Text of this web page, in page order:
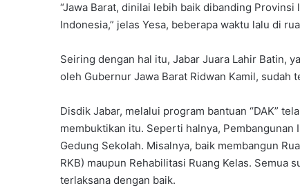
“Jawa Barat, dinilai lebih baik dibanding Provinsi
Indonesia,” jelas Yesa, beberapa waktu lalu di
Seiring dengan hal itu, Jabar Juara Lahir Batin,
oleh Gubernur Jawa Barat Ridwan Kamil, sudah
Disdik Jabar, melalui program bantuan “DAK”
membuktikan itu. Seperti halnya, Pembangunan
Gedung Sekolah. Misalnya, baik membangun
RKB) maupun Rehabilitasi Ruang Kelas. Semua
terlaksana dengan baik.